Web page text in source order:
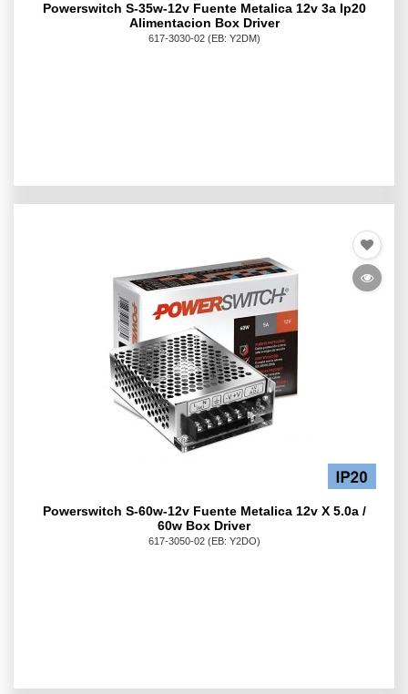
Powerswitch S-35w-12v Fuente Metalica 12v 3a Ip20
Alimentacion Box Driver
617-3030-02(EB: Y2DM)
Powerswitch S-60w-12v Fuente Metalica 12v X 5.0a /
60w Box Driver
617-3050-02(EB: Y2DO)